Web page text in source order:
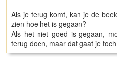
Als je terug komt, kan je de
zien hoe het is gegaan?
Als het niet goed is gegaan,
terug doen, maar dat gaat je